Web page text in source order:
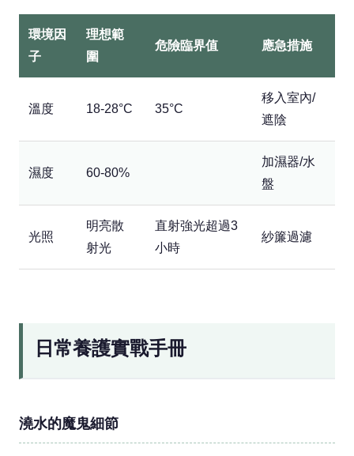
環境因
子
理想範
圍
危險臨界值 應急措施
溫度 18-28°C 35°C
移入室內/
遮陰
濕度 60-80%
加濕器/水
盤
光照
明亮散
射光
直射強光超過3
小時
紗簾過濾
日常養護實戰手冊
澆水的魔鬼細節